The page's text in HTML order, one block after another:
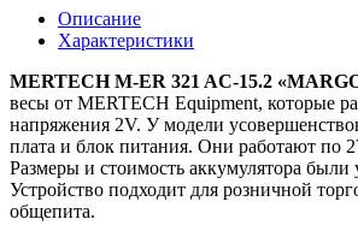
"MARGO"
-
AC-
32.5
"MARGO"
LCD
Описание
Характеристики
MERTECH M-ER 321 AC-15.2
весы от MERTECH Equipment, которые
напряжения 2V. У модели
плата и блок питания. Они работают по
Размеры и стоимость аккумулятора
Устройство подходит для розничной
общепита.